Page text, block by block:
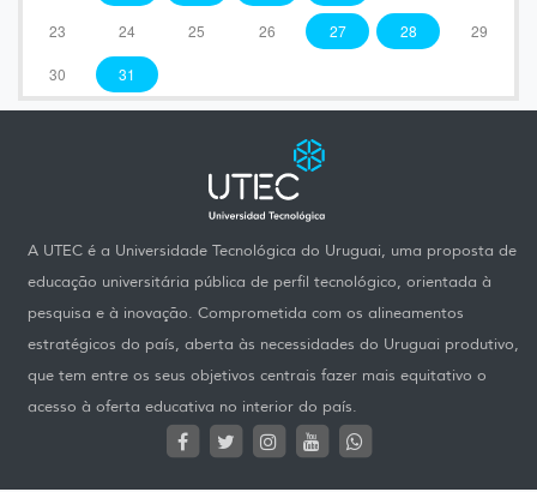
23 24 25 26 27 28 29
30 31
A UTEC é a Universidade Tecnológica do Uruguai, uma proposta de
educação universitária pública de perfil tecnológico, orientada à
pesquisa e à inovação. Comprometida com os alineamentos
estratégicos do país, aberta às necessidades do Uruguai produtivo,
que tem entre os seus objetivos centrais fazer mais equitativo o
acesso à oferta educativa no interior do país.